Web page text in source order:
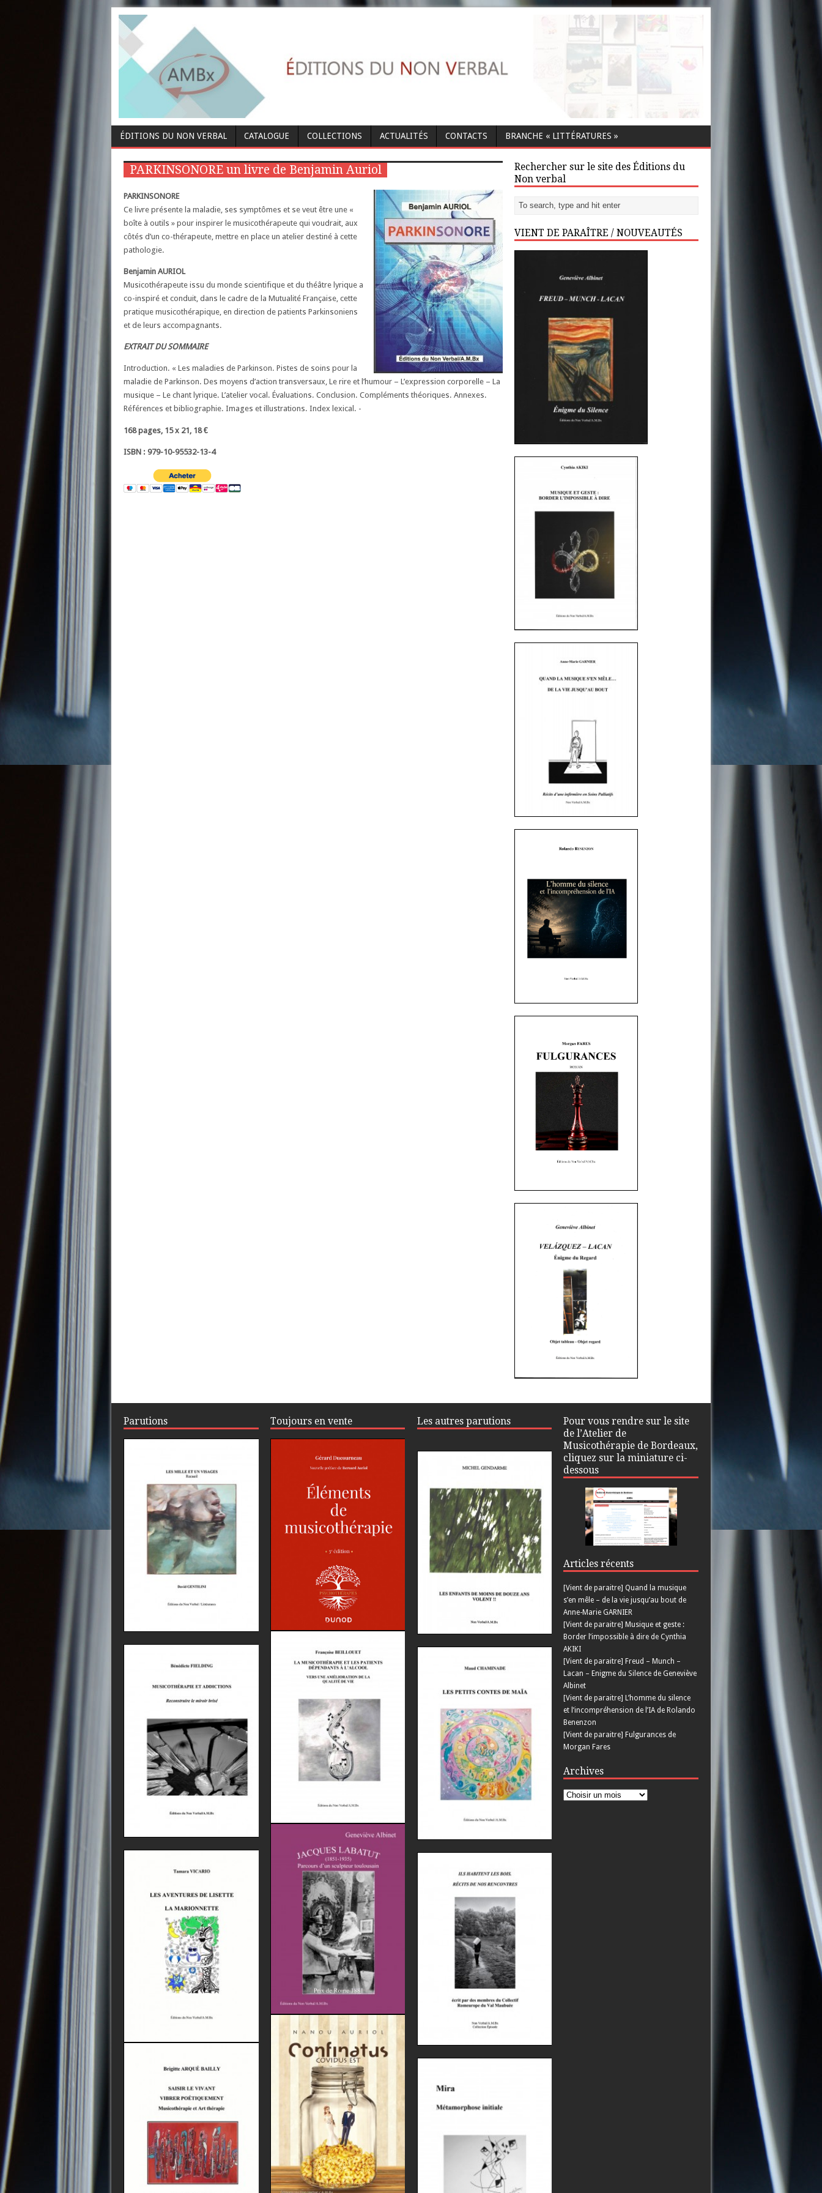
ÉDITIONS DU NON VERBAL CATALOGUE COLLECTIONS ACTUALITÉS CONTACTS BRANCHE « LITTÉRATURES »
PARKINSONORE un livre de Benjamin Auriol
PARKINSONORE
Ce livre présente la maladie, ses symptômes et se veut être une «
boîte à outils » pour inspirer le musicothérapeute qui voudrait, aux
côtés d’un co-thérapeute, mettre en place un atelier destiné à cette
pathologie.
Benjamin AURIOL
Musicothérapeute issu du monde scientifique et du théâtre lyrique a
co-inspiré et conduit, dans le cadre de la Mutualité Française, cette
pratique musicothérapique, en direction de patients Parkinsoniens
et de leurs accompagnants.
EXTRAIT DU SOMMAIRE
Introduction. « Les maladies de Parkinson. Pistes de soins pour la
maladie de Parkinson. Des moyens d’action transversaux, Le rire et l’humour – L’expression corporelle – La
musique – Le chant lyrique. L’atelier vocal. Évaluations. Conclusion. Compléments théoriques. Annexes.
Références et bibliographie. Images et illustrations. Index lexical. -
168 pages, 15 x 21, 18 €
ISBN : 979-10-95532-13-4
Rechercher sur le site des Éditions du
Non verbal
VIENT DE PARAÎTRE / NOUVEAUTÉS
Parutions Toujours en vente Les autres parutions
Pour vous rendre sur le site
de l’Atelier de
Musicothérapie de Bordeaux,
cliquez sur la miniature ci-
dessous
Articles récents
[Vient de paraitre] Quand la musique
s’en mêle – de la vie jusqu’au bout de
Anne-Marie GARNIER
[Vient de paraitre] Musique et geste :
Border l’impossible à dire de Cynthia
AKIKI
[Vient de paraitre] Freud – Munch –
Lacan – Enigme du Silence de Geneviève
Albinet
[Vient de paraitre] L’homme du silence
et l’incompréhension de l’IA de Rolando
Benenzon
[Vient de paraitre] Fulgurances de
Morgan Fares
Archives